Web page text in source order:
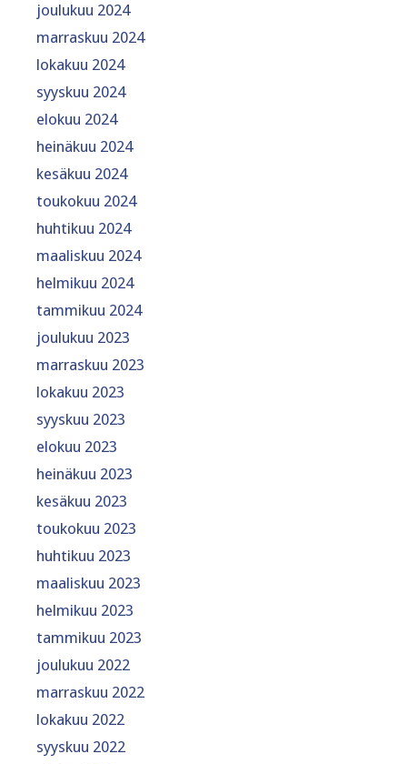
joulukuu 2024
marraskuu 2024
lokakuu 2024
syyskuu 2024
elokuu 2024
heinäkuu 2024
kesäkuu 2024
toukokuu 2024
huhtikuu 2024
maaliskuu 2024
helmikuu 2024
tammikuu 2024
joulukuu 2023
marraskuu 2023
lokakuu 2023
syyskuu 2023
elokuu 2023
heinäkuu 2023
kesäkuu 2023
toukokuu 2023
huhtikuu 2023
maaliskuu 2023
helmikuu 2023
tammikuu 2023
joulukuu 2022
marraskuu 2022
lokakuu 2022
syyskuu 2022